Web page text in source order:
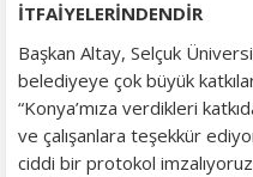
İTFAİYELERİNDENDİR
Başkan Altay, Selçuk
belediyeye çok büyük
“Konya’mıza verdikleri
ve çalışanlara teşekkür
ciddi bir protokol